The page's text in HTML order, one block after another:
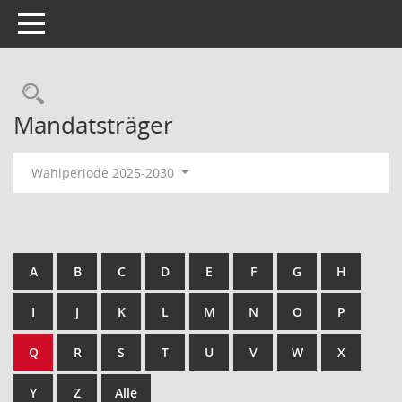
Toggle navigation
Rechercheauswahl
Mandatsträger
Wahlperiode 2025-2030
A B C D E F G H
I J K L M N O P
Q R S T U V W X
Y Z Alle